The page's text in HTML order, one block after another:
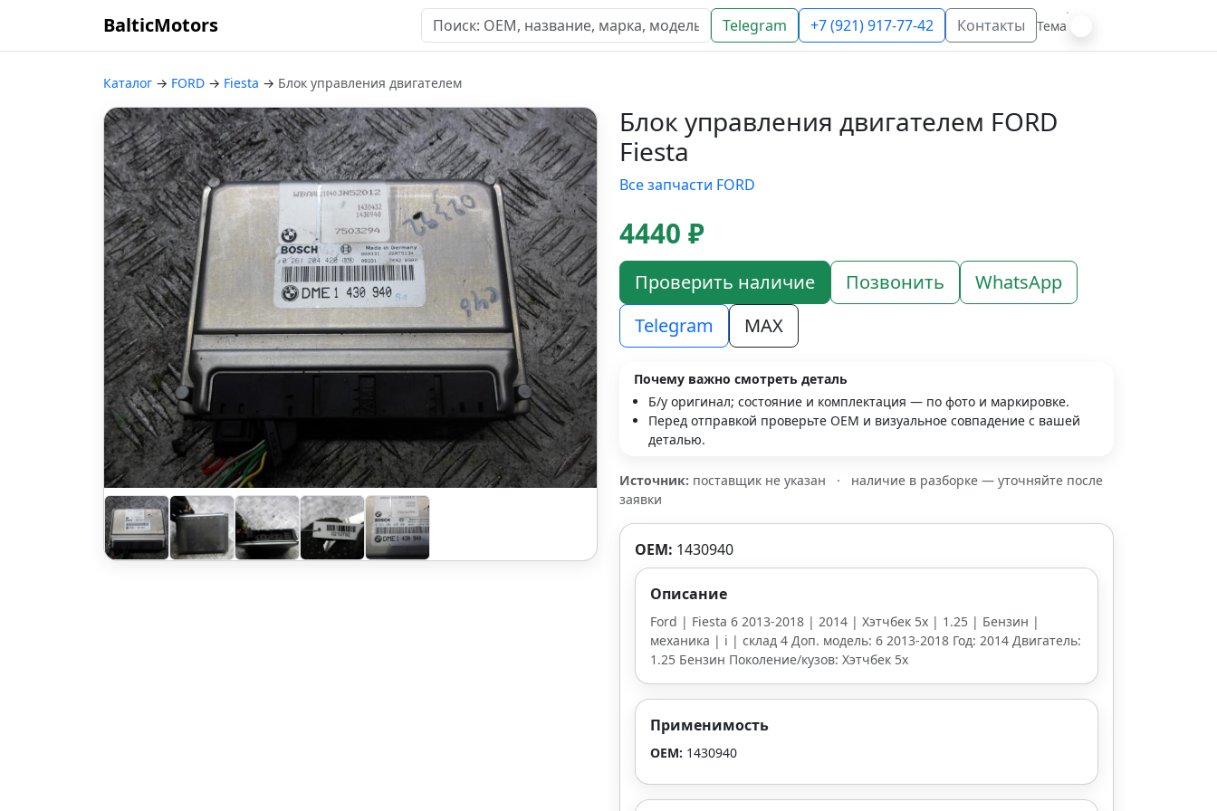
BalticMotors Telegram +7 (921) 917-77-42 Контакты Тема
Каталог → FORD → Fiesta → Блок управления двигателем
Блок управления двигателем FORD
Fiesta
Все запчасти FORD
4440 ₽
Проверить наличие Позвонить
WhatsApp
Telegram
MAX
Почему важно смотреть деталь
Б/у оригинал; состояние и комплектация — по фото и маркировке.
Перед отправкой проверьте OEM и визуальное совпадение с вашей
деталью.
Источник: поставщик не указан ·
наличие в разборке — уточняйте после
заявки
OEM: 1430940
Описание
Ford | Fiesta 6 2013-2018 | 2014 | Хэтчбек 5х | 1.25 | Бензин |
механика | i | склад 4 Доп. модель: 6 2013-2018 Год: 2014 Двигатель:
1.25 Бензин Поколение/кузов: Хэтчбек 5х
Применимость
OEM: 1430940